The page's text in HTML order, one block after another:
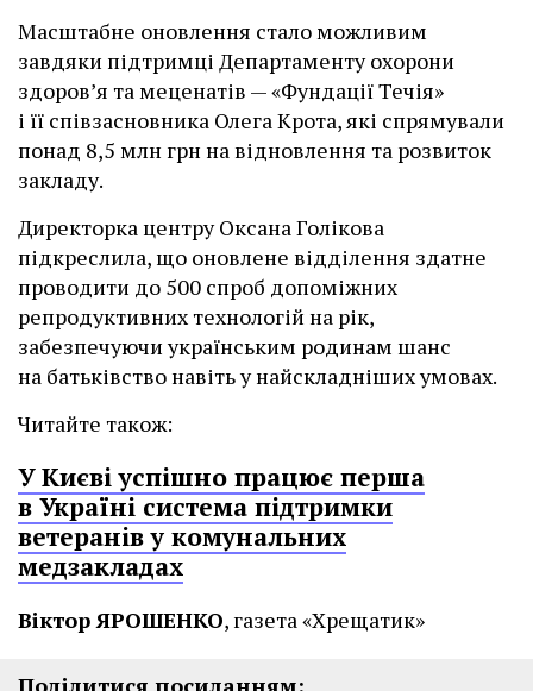
Масштабне оновлення стало можливим
завдяки підтримці Департаменту охорони
здоров’я та меценатів — «Фундації Течія»
і її співзасновника Олега Крота, які спрямували
понад 8,5 млн грн на відновлення та розвиток
закладу.
Директорка центру Оксана Голікова
підкреслила, що оновлене відділення здатне
проводити до 500 спроб допоміжних
репродуктивних технологій на рік,
забезпечуючи українським родинам шанс
на батьківство навіть у найскладніших умовах.
Читайте також:
У Києві успішно працює перша
в Україні система підтримки
ветеранів у комунальних
медзакладах
Віктор ЯРОШЕНКО, газета «Хрещатик»